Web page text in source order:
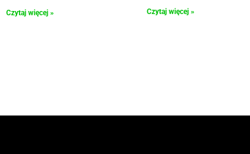
Czytaj więcej » Czytaj więcej »